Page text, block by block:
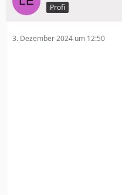
Profi
3. Dezember 2024 um 12:50